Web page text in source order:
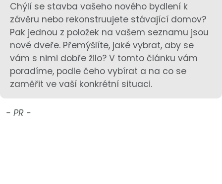
Chýlí se stavba vašeho nového bydlení k
závěru nebo rekonstruujete stávající domov?
Pak jednou z položek na vašem seznamu jsou
nové dveře. Přemýšlíte, jaké vybrat, aby se
vám s nimi dobře žilo? V tomto článku vám
poradíme, podle čeho vybírat a na co se
zaměřit ve vaší konkrétní situaci.
- PR -